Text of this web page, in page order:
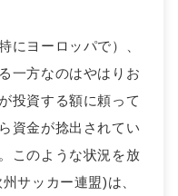
にヨーロッパで）、
一方なのはやはりお
投資する額に頼って
資金が捻出されてい
このような状況を放
サッカー連盟)は、